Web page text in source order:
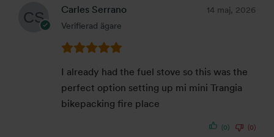
Carles Serrano
Verifierad ägare
14 maj, 2026
I already had the fuel stove so this was the
perfect option setting up mi mini Trangia
bikepacking fire place
(0) (0)